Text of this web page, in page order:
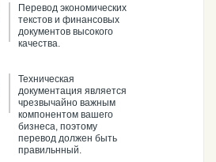
Перевод экономических
текстов и финансовых
документов высокого
качества.
Техническая
документация является
чрезвычайно важным
компонентом вашего
бизнеса, поэтому
перевод должен быть
правильнный.